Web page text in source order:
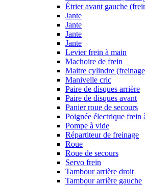
Étrier avant gauche
Jante
Jante
Jante
Jante
Levier frein à main
Machoire de frein
Maitre cylindre
Manivelle cric
Paire de disques arrière
Paire de disques avant
Panier roue de secours
Poignée électrique frein
Pompe à vide
Répartiteur de freinage
Roue
Roue de secours
Servo frein
Tambour arrière droit
Tambour arrière gauche